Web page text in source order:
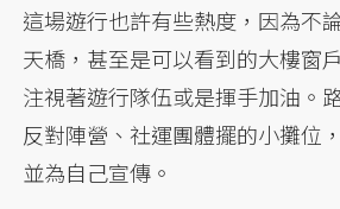
這場遊行也許有些熱度，因為不
天橋，甚至是可以看到的大樓窗
注視著遊行隊伍或是揮手加油。
反對陣營、社運團體擺的小攤位
並為自己宣傳。